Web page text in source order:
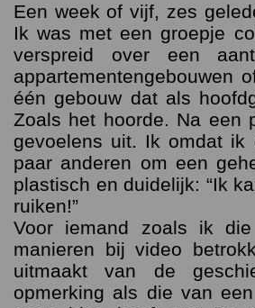
Een week of vijf, zes
Ik was met een groepje
verspreid over een
appartementengebouwen
één gebouw dat als
Zoals het hoorde. Na een
gevoelens uit. Ik omdat ik
paar anderen om een
plastisch en duidelijk: “Ik
ruiken!”
Voor iemand zoals ik
manieren bij video
uitmaakt van de
opmerking als die van